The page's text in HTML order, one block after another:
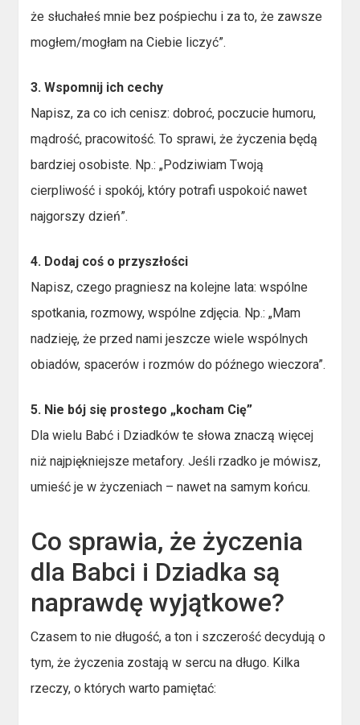
że słuchałeś mnie bez pośpiechu i za to, że zawsze
mogłem/mogłam na Ciebie liczyć”.
3. Wspomnij ich cechy
Napisz, za co ich cenisz: dobroć, poczucie humoru,
mądrość, pracowitość. To sprawi, że życzenia będą
bardziej osobiste. Np.: „Podziwiam Twoją
cierpliwość i spokój, który potrafi uspokoić nawet
najgorszy dzień”.
4. Dodaj coś o przyszłości
Napisz, czego pragniesz na kolejne lata: wspólne
spotkania, rozmowy, wspólne zdjęcia. Np.: „Mam
nadzieję, że przed nami jeszcze wiele wspólnych
obiadów, spacerów i rozmów do późnego wieczora”.
5. Nie bój się prostego „kocham Cię”
Dla wielu Babć i Dziadków te słowa znaczą więcej
niż najpiękniejsze metafory. Jeśli rzadko je mówisz,
umieść je w życzeniach – nawet na samym końcu.
Co sprawia, że życzenia
dla Babci i Dziadka są
naprawdę wyjątkowe?
Czasem to nie długość, a ton i szczerość decydują o
tym, że życzenia zostają w sercu na długo. Kilka
rzeczy, o których warto pamiętać: